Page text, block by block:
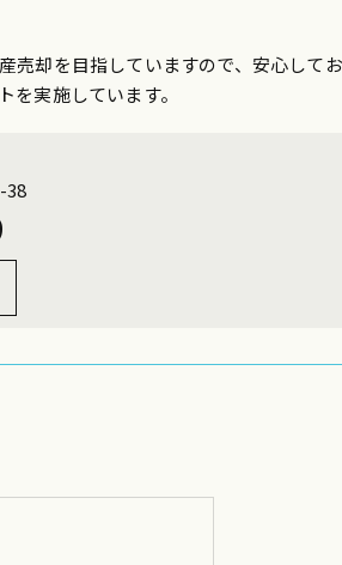
却を目指していますので、安心して
実施しています。
38